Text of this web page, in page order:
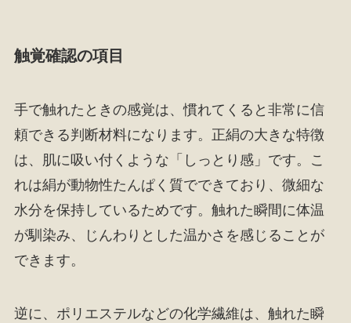
触覚確認の項目
手で触れたときの感覚は、慣れてくると非常に信
頼できる判断材料になります。正絹の大きな特徴
は、肌に吸い付くような「しっとり感」です。こ
れは絹が動物性たんぱく質でできており、微細な
水分を保持しているためです。触れた瞬間に体温
が馴染み、じんわりとした温かさを感じることが
できます。
逆に、ポリエステルなどの化学繊維は、触れた瞬